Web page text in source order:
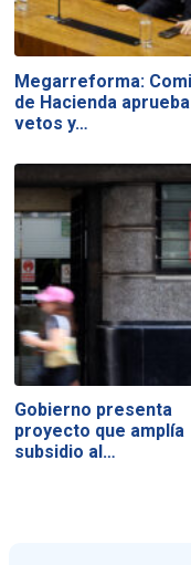
Megarreforma:
de Hacienda aprueba
vetos y…
Gobierno presenta
proyecto que amplía
subsidio al…